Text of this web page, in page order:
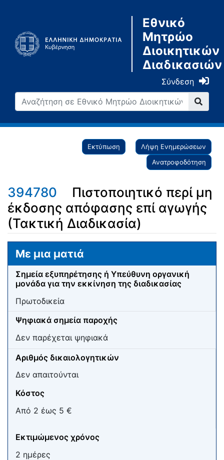
Εθνικό
Μητρώο
Διοικητικών
Διαδικασιών
Σύνδεση
Εκτύπωση
Λήψη Ενημερώσεων
Ανατροφοδότηση
394780
Πιστοποιητικό περί μη
έκδοσης απόφασης επί αγωγής
(Τακτική Διαδικασία)
Μετάβαση σε: πλοήγηση
Με μια ματιά
Σημεία εξυπηρέτησης ή Υπεύθυνη οργανική
μονάδα για την εκκίνηση της διαδικασίας
Πρωτοδικεία
Ψηφιακά σημεία παροχής
Δεν παρέχεται ψηφιακά
Αριθμός δικαιολογητικών
Δεν απαιτούνται
Κόστος
Από 2 έως 5 €
Εκτιμώμενος χρόνος
2 ημέρες